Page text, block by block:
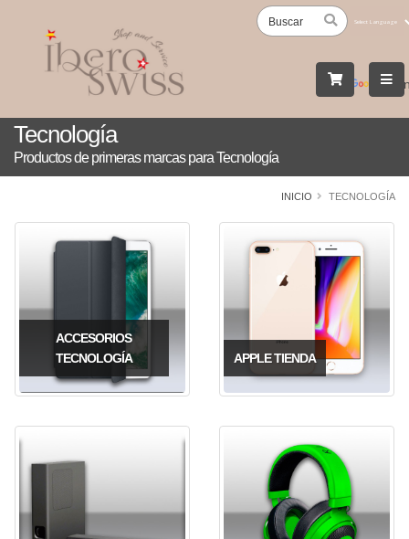
by
Tecnología
Productos de primeras marcas para Tecnología
INICIO TECNOLOGÍA
ACCESORIOS
TECNOLOGÍA
APPLE TIENDA